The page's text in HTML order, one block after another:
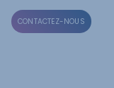
CONTACTEZ-NOUS